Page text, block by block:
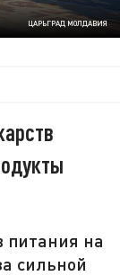
ЦАРЬГРАД МОЛДАВИЯ
питания на
сильной